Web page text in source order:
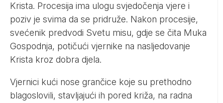
Krista. Procesija ima ulogu svjedočenja vjere i
poziv je svima da se pridruže. Nakon procesije,
svećenik predvodi Svetu misu, gdje se čita Muka
Gospodnja, potičući vjernike na nasljedovanje
Krista kroz dobra djela.
Vjernici kući nose grančice koje su prethodno
blagoslovili, stavljajući ih pored križa, na radna